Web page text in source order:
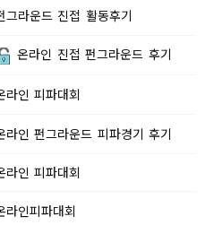
그라운드 진접 활동후기
온라인 진접 펀그라운드 후기
라인 피파대회
라인 펀그라운드 피파경기 후기
라인 피파대회
라인피파대회